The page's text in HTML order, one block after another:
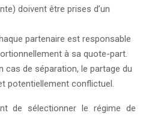
doivent être prises d’un
partenaire est responsable
à sa quote-part.
cas de séparation, le partage du
potentiellement conflictuel.
de sélectionner le régime de